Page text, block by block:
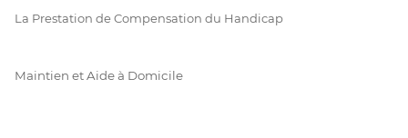
La Prestation de Compensation du Handicap
Maintien et Aide à Domicile